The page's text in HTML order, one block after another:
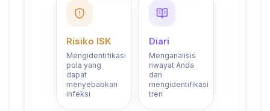
Risiko ISK
Mengidentifikasi
pola yang
dapat
menyebabkan
infeksi
Diari
Menganalisis
riwayat Anda
dan
mengidentifikasi
tren